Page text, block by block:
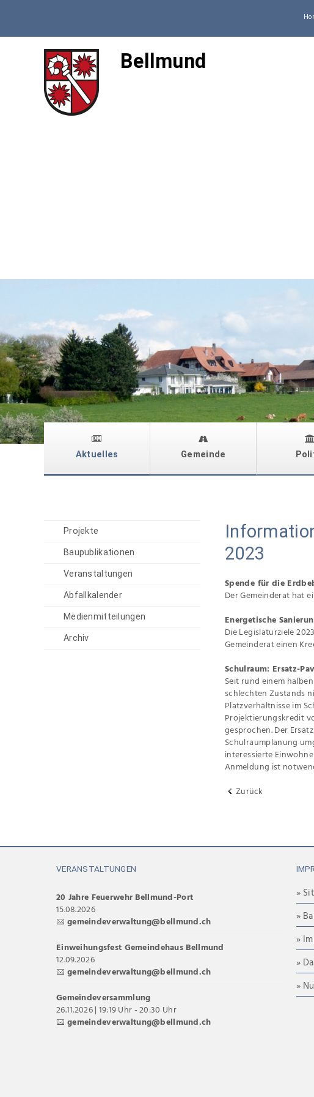
Bellmund
Aktuelles Gemeinde
Projekte
Baupublikationen
Veranstaltungen
Abfallkalender
Medienmitteilungen
Archiv
2023
Spende für die
Der Gemeinderat hat
Energetische
Die Legislaturziele
Gemeinderat einen
Schulraum: Ersatz-
Seit rund einem
schlechten Zustands
Platzverhältnisse im
Projektierungskredit
gesprochen. Der
Schulraumplanung
interessierte
Anmeldung ist
Zurück
VERANSTALTUNGEN
20 Jahre Feuerwehr Bellmund-Port
15.08.2026
gemeindeverwaltung@bellmund.ch
Einweihungsfest Gemeindehaus Bellmund
12.09.2026
gemeindeverwaltung@bellmund.ch
Gemeindeversammlung
26.11.2026 | 19:19 Uhr - 20:30 Uhr
gemeindeverwaltung@bellmund.ch
»
»
»
»
»